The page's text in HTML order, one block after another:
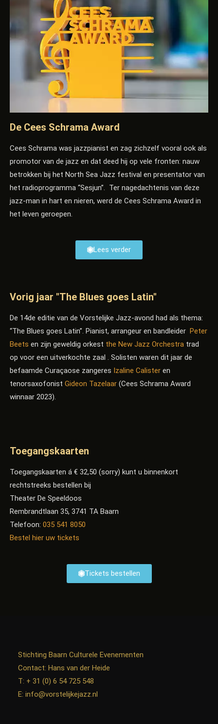
De Cees Schrama Award
Cees Schrama was jazzpianist en zag zichzelf vooral ook als
promotor van de jazz en dat deed hij op vele fronten: nauw
betrokken bij het North Sea Jazz festival en presentator van
het radioprogramma “Sesjun”. Ter nagedachtenis van deze
jazz-man in hart en nieren, werd de Cees Schrama Award in
het leven geroepen.
Lees verder
Vorig jaar "The Blues goes Latin"
De 14de editie van de Vorstelijke Jazz-avond had als thema:
“The Blues goes Latin”. Pianist, arrangeur en bandleider Peter
Beets en zijn geweldig orkest the New Jazz Orchestra trad
op voor een uitverkochte zaal . Solisten waren dit jaar de
befaamde Curaçaose zangeres Izaline Calister en
tenorsaxofonist Gideon Tazelaar (Cees Schrama Award
winnaar 2023).
Toegangskaarten
Toegangskaarten á € 32,50 (sorry) kunt u binnenkort
rechtstreeks bestellen bij
Theater De Speeldoos
Rembrandtlaan 35, 3741 TA Baarn
Telefoon: 035 541 8050
Bestel hier uw tickets
Tickets bestellen
Stichting Baarn Culturele Evenementen
Contact: Hans van der Heide
T: + 31 (0) 6 54 725 548
E:info@vorstelijkejazz.nl